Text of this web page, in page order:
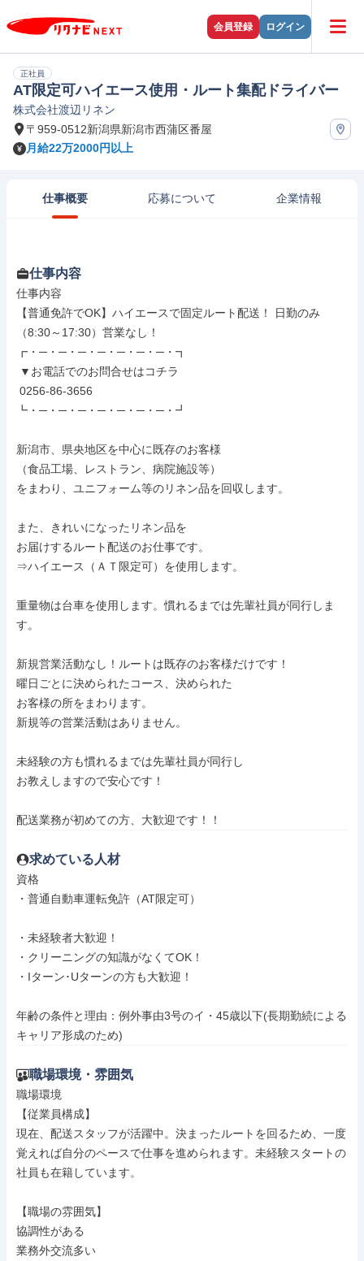
会員登録 ログイン
正社員
AT限定可ハイエース使用・ルート集配ドライバー
株式会社渡辺リネン
〒959-0512新潟県新潟市西蒲区番屋
月給22万2000円以上
仕事概要 応募について 企業情報
仕事内容
仕事内容
【普通免許でOK】ハイエースで固定ルート配送！ 日勤のみ
（8:30～17:30）営業なし！
┏・─・─・─・─・─・─・─・┓
┗・─・─・─・─・─・─・─・┛
新潟市、県央地区を中心に既存のお客様
（食品工場、レストラン、病院施設等）
をまわり、ユニフォーム等のリネン品を回収します。
また、きれいになったリネン品を
お届けするルート配送のお仕事です。
⇒ハイエース（ＡＴ限定可）を使用します。
重量物は台車を使用します。慣れるまでは先輩社員が同行しま
す。
新規営業活動なし！ルートは既存のお客様だけです！
曜日ごとに決められたコース、決められた
お客様の所をまわります。
新規等の営業活動はありません。
未経験の方も慣れるまでは先輩社員が同行し
お教えしますので安心です！
配送業務が初めての方、大歓迎です！！
求めている人材
資格
・普通自動車運転免許（AT限定可）
・未経験者大歓迎！
・クリーニングの知識がなくてOK！
・Iターン･Uターンの方も大歓迎！
年齢の条件と理由：例外事由3号のイ・45歳以下(長期勤続による
キャリア形成のため)
職場環境・雰囲気
職場環境
【従業員構成】
現在、配送スタッフが活躍中。決まったルートを回るため、一度
覚えれば自分のペースで仕事を進められます。未経験スタートの
社員も在籍しています。
【職場の雰囲気】
協調性がある
業務外交流多い